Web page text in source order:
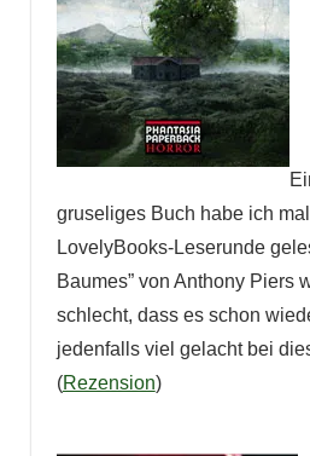
gruseliges Buch habe ich
LovelyBooks-Leserunde
Baumes” von Anthony Piers
schlecht, dass es schon
jedenfalls viel gelacht bei
(Rezension)